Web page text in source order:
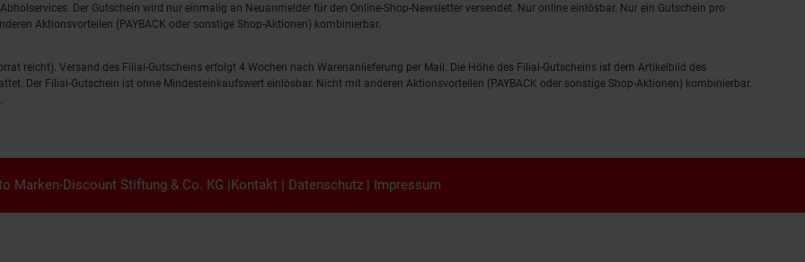
Der Gutschein wird nur einmalig an Neuanmelder für den Online-Shop-Newsletter versendet. Nur online einlösbar. Nur ein Gutschein pro
Aktionsvorteilen (PAYBACK oder sonstige Shop-Aktionen) kombinierbar.
reicht). Versand des Filial-Gutscheins erfolgt 4 Wochen nach Warenanlieferung per Mail. Die Höhe des Filial-Gutscheins ist dem Artikelbild des
Der Filial-Gutschein ist ohne Mindesteinkaufswert einlösbar. Nicht mit anderen Aktionsvorteilen (PAYBACK oder sonstige Shop-Aktionen) kombinierbar.
Marken-Discount Stiftung & Co. KG |Kontakt | Datenschutz| Impressum